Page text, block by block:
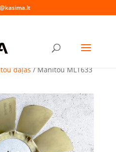
daļas/ Manitou MLT633